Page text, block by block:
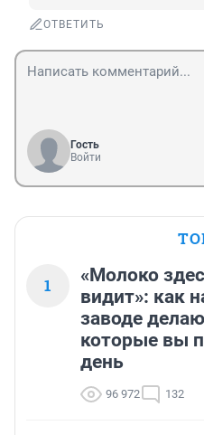
ОТВЕТИТЬ
Гость
Войти
1
«Молоко
видит»: как
заводе
которые вы
день
96 972 132